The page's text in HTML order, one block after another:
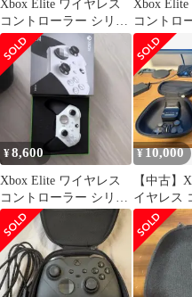
Xbox Elite ワイヤレス
コントローラー シリー
ズ2
Xbox Elite
コントロ
ズ 2 Core
¥8,600
Xbox Elite ワイヤレス
コントローラー シリー
ズ 2 Core
¥10,000
【中古】
イヤレス
ー シリー